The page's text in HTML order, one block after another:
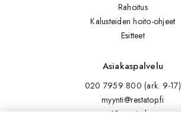
Rahoitus
Kalusteiden hoito-ohjeet
Esitteet
Asiakaspalvelu
020 7959 800 (ark. 9-17)
myynti@restatop.fi
Yhteystiedot